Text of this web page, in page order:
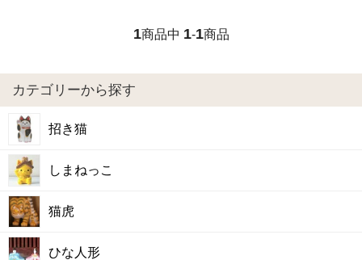
1商品中 1-1商品
カテゴリーから探す
招き猫
しまねっこ
猫虎
ひな人形